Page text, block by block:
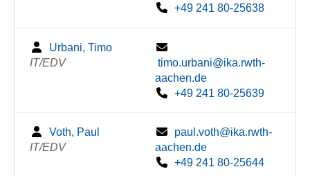
+49 241 80-25638
Urbani, Timo
IT/EDV
timo.urbani@ika.rwth-
aachen.de
+49 241 80-25639
Voth, Paul
IT/EDV
paul.voth@ika.rwth-
aachen.de
+49 241 80-25644